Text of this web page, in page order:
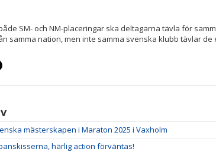
SM- och NM-placeringar ska deltagarna tävla för
samma nation, men inte samma svenska klubb tävlar de
mästerskapen i Maraton 2025 i Vaxholm
härlig action förväntas!